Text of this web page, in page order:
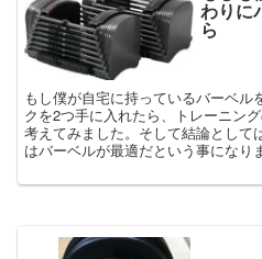
わりに
ら
もし僕が自宅に持っているバーベル
クを2つ手に入れたら、トレーニン
考えてみました。そして結論として
はバーベルが最適だという事になり